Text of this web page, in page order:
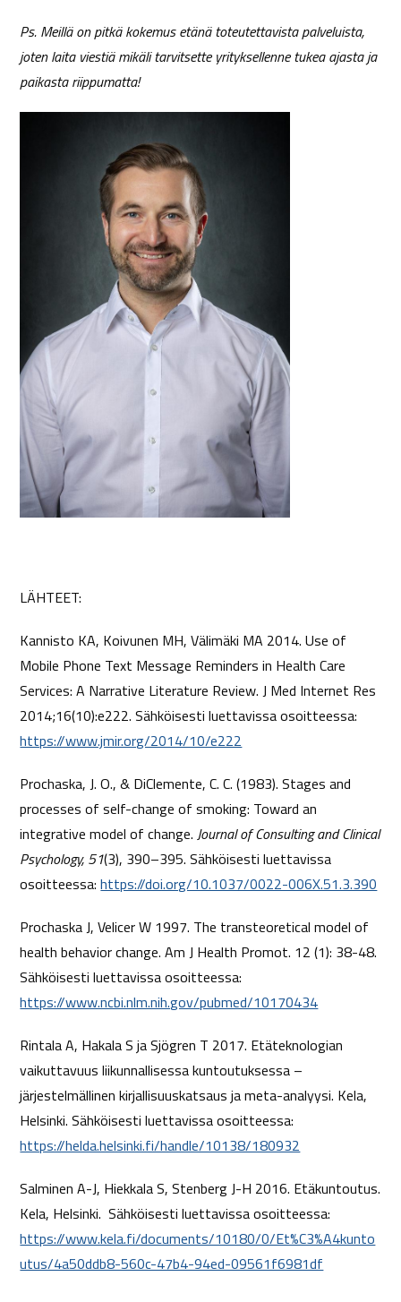
Ps. Meillä on pitkä kokemus etänä toteutettavista palveluista,
joten laita viestiä mikäli tarvitsette yrityksellenne tukea ajasta ja
paikasta riippumatta!
LÄHTEET:
Kannisto KA, Koivunen MH, Välimäki MA 2014. Use of
Mobile Phone Text Message Reminders in Health Care
Services: A Narrative Literature Review. J Med Internet Res
2014;16(10):e222. Sähköisesti luettavissa osoitteessa:
https://www.jmir.org/2014/10/e222
Prochaska, J. O., & DiClemente, C. C. (1983). Stages and
processes of self-change of smoking: Toward an
integrative model of change.Journal of Consulting and Clinical
Psychology, 51(3), 390–395. Sähköisesti luettavissa
osoitteessa:https://doi.org/10.1037/0022-006X.51.3.390
Prochaska J, Velicer W 1997. The transteoretical model of
health behavior change. Am J Health Promot. 12 (1): 38-48.
Sähköisesti luettavissa osoitteessa:
https://www.ncbi.nlm.nih.gov/pubmed/10170434
Rintala A, Hakala S ja Sjögren T 2017. Etäteknologian
vaikuttavuus liikunnallisessa kuntoutuksessa –
järjestelmällinen kirjallisuuskatsaus ja meta-analyysi. Kela,
Helsinki. Sähköisesti luettavissa osoitteessa:
https://helda.helsinki.fi/handle/10138/180932
Salminen A-J, Hiekkala S, Stenberg J-H 2016. Etäkuntoutus.
Kela, Helsinki. Sähköisesti luettavissa osoitteessa:
https://www.kela.fi/documents/10180/0/Et%C3%A4kunto
utus/4a50ddb8-560c-47b4-94ed-09561f6981df